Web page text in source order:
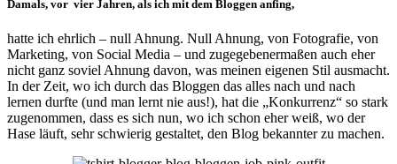
Damals, vor vier Jahren, als ich mit dem Bloggen anfing,
hatte ich ehrlich – null Ahnung. Null Ahnung, von Fotografie, von
Marketing, von Social Media – und zugegebenermaßen auch eher
nicht ganz soviel Ahnung davon, was meinen eigenen Stil ausmacht.
In der Zeit, wo ich durch das Bloggen das alles nach und nach
lernen durfte (und man lernt nie aus!), hat die „Konkurrenz“ so stark
zugenommen, dass es sich nun, wo ich schon eher weiß, wo der
Hase läuft, sehr schwierig gestaltet, den Blog bekannter zu machen.